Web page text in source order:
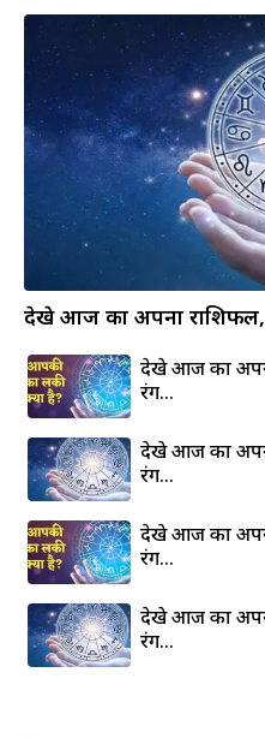
देखे आज का अपना
देखे आज का
रंग…
देखे आज का
रंग…
देखे आज का
रंग…
देखे आज का
रंग…